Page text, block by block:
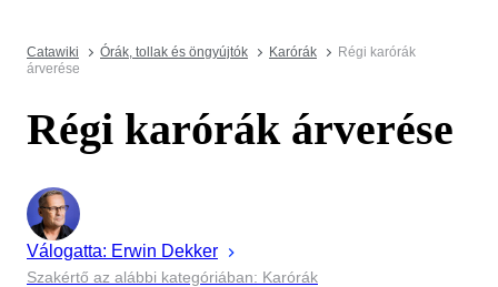
Catawiki Órák, tollak és öngyújtók Karórák
Régi karórák
árverése
Régi karórák árverése
Válogatta: Erwin Dekker
Szakértő az alábbi kategóriában: Karórák